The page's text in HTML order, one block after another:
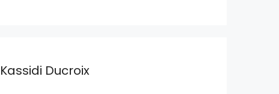
Kassidi Ducroix